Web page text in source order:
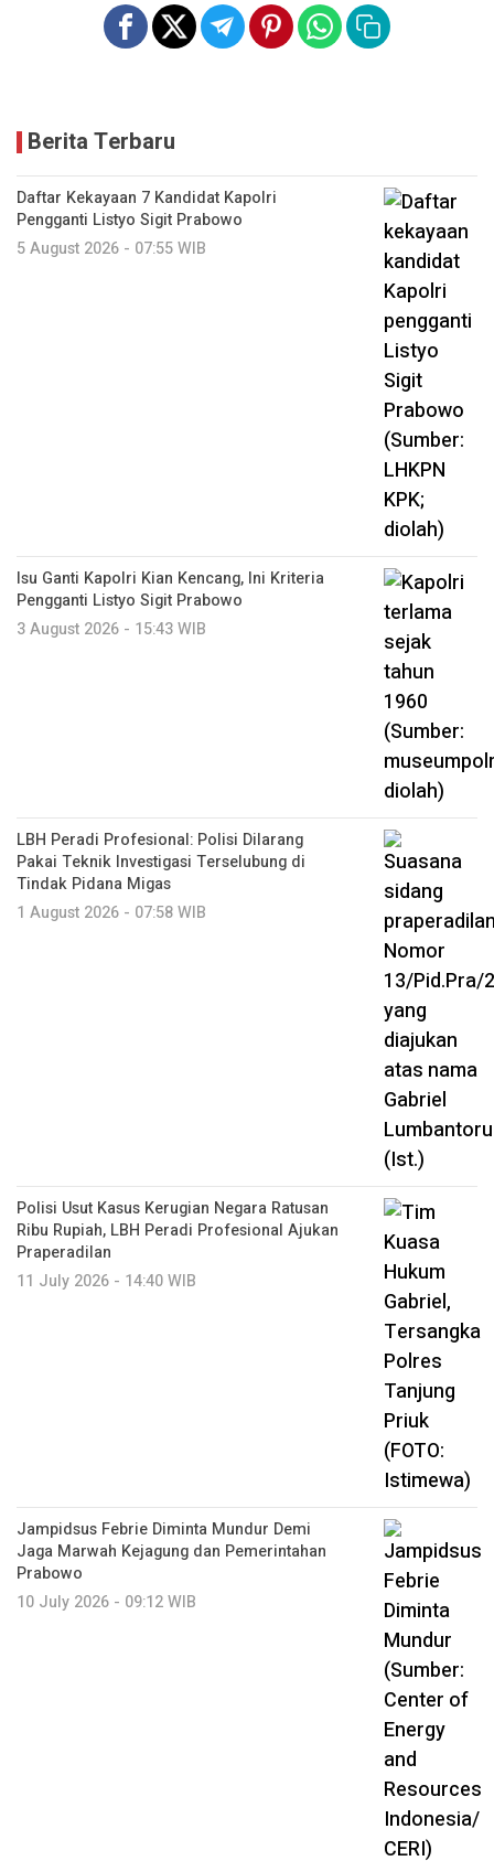
Berita Terbaru
Daftar Kekayaan 7 Kandidat Kapolri
Pengganti Listyo Sigit Prabowo
5 August 2026 - 07:55 WIB
Isu Ganti Kapolri Kian Kencang, Ini Kriteria
Pengganti Listyo Sigit Prabowo
3 August 2026 - 15:43 WIB
LBH Peradi Profesional: Polisi Dilarang
Pakai Teknik Investigasi Terselubung di
Tindak Pidana Migas
1 August 2026 - 07:58 WIB
Polisi Usut Kasus Kerugian Negara Ratusan
Ribu Rupiah, LBH Peradi Profesional Ajukan
Praperadilan
11 July 2026 - 14:40 WIB
Jampidsus Febrie Diminta Mundur Demi
Jaga Marwah Kejagung dan Pemerintahan
Prabowo
10 July 2026 - 09:12 WIB